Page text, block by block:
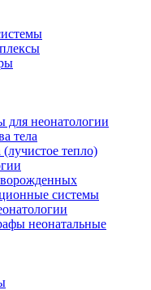
для неонатологии
тела
тепло)
системы
неонатальные